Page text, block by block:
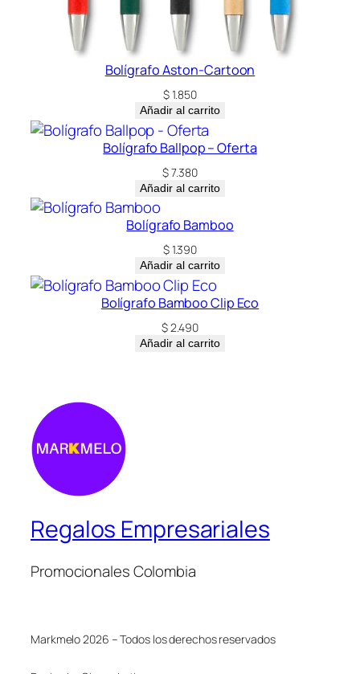
Bolígrafo Aston-Cartoon
$1.850
Añadir al carrito
Bolígrafo Ballpop – Oferta
$7.380
Añadir al carrito
Bolígrafo Bamboo
$1.390
Añadir al carrito
Bolígrafo Bamboo Clip Eco
$2.490
Añadir al carrito
Regalos Empresariales
Promocionales Colombia
Markmelo 2026 – Todos los derechos reservados